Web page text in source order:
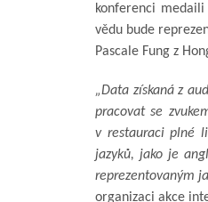
konferenci medaili
vědu bude
Pascale Fung z
„Data získaná z
pracovat se
v restauraci plné
jazyků, jako je
reprezentovaným
organizaci akce